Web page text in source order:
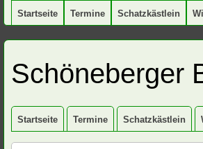
Startseite Termine Schatzkästlein
Schöneberger
Startseite Termine Schatzkästlein